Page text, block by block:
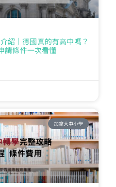
紹｜德國真的有高中嗎？
請條件一次看懂
加拿大中小學